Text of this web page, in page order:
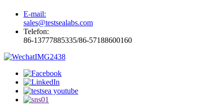
E-mail:
sales@testsealabs.com
Telefon:
86-13777885335/86-57188600160